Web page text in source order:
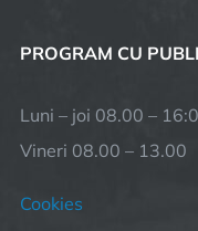
PROGRAM CU
Luni – joi 08.00 –
Vineri 08.00 – 13.00
Cookies